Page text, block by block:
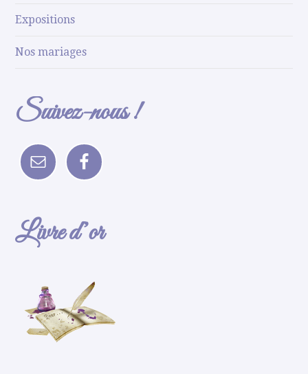
Expositions
Nos mariages
Suivez-nous !
Livre d’or